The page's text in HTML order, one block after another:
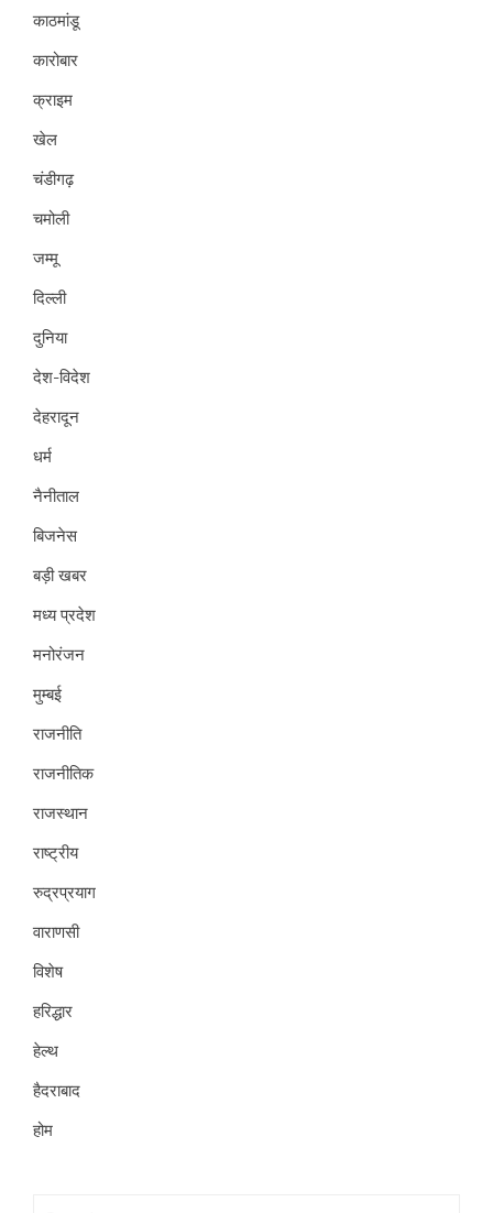
काठमांडू
कारोबार
क्राइम
खेल
चंडीगढ़
चमोली
जम्मू
दिल्ली
दुनिया
देश-विदेश
देहरादून
धर्म
नैनीताल
बिजनेस
बड़ी खबर
मध्य प्रदेश
मनोरंजन
मुम्बई
राजनीति
राजनीतिक
राजस्थान
राष्ट्रीय
रुद्रप्रयाग
वाराणसी
विशेष
हरिद्धार
हेल्थ
हैदराबाद
होम